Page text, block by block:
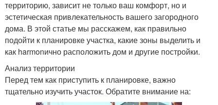
территорию, зависит не только ваш комфорт, но и
эстетическая привлекательность вашего загородного
дома. В этой статье мы расскажем, как правильно
подойти к планировке участка, какие зоны выделить и
как harmonично расположить дом и другие постройки.
Анализ территории
Перед тем как приступить к планировке, важно
тщательно изучить участок. Обратите внимание на: